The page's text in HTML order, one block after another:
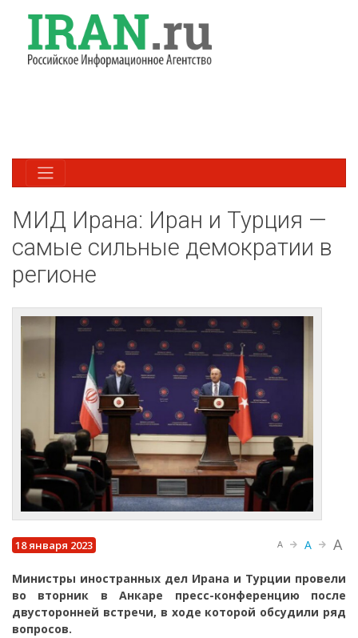
МИД Ирана: Иран и Турция —
самые сильные демократии в
регионе
18 января 2023 A A A
Министры иностранных дел Ирана и Турции провели
во вторник в Анкаре пресс-конференцию после
двусторонней встречи, в ходе которой обсудили ряд
вопросов.